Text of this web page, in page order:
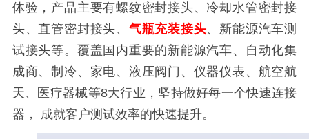
体验，产品主要有螺纹密封接头、冷却水管密封接
头、直管密封接头、 气瓶充装接头、新能源汽车测
试接头等。覆盖国内重要的新能源汽车、自动化集
成商、制冷、家电、液压阀门、仪器仪表、航空航
天、医疗器械等8大行业，坚持做好每一个快速连接
器， 成就客户测试效率的快速提升。